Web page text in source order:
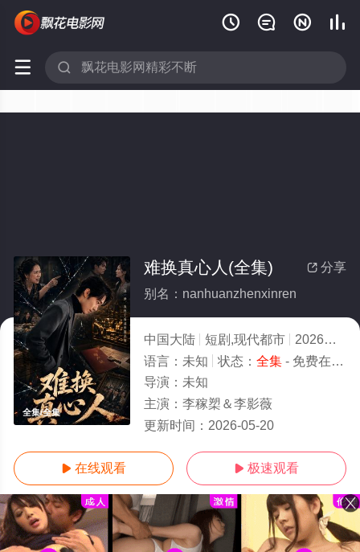
   
 
全集/全集
 分享
难换真心人(全集)
别名：nanhuanzhenxinren
中国大陆 短剧,现代都市 2026
7.0
语言： 未知 状态： 全集- 免费在线观看
导演： 未知
主演： 李稼槊＆李影薇
更新时间： 2026-05-20
 在线观看  极速观看